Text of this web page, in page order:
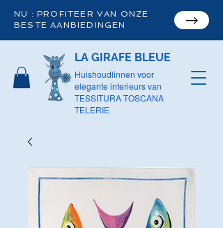
NU : PROFITEER VAN ONZE
BESTE AANBIEDINGEN
LA GIRAFE BLEUE
Huishoudlinnen voor
elegante interieurs van
TESSITURA TOSCANA
TELERIE